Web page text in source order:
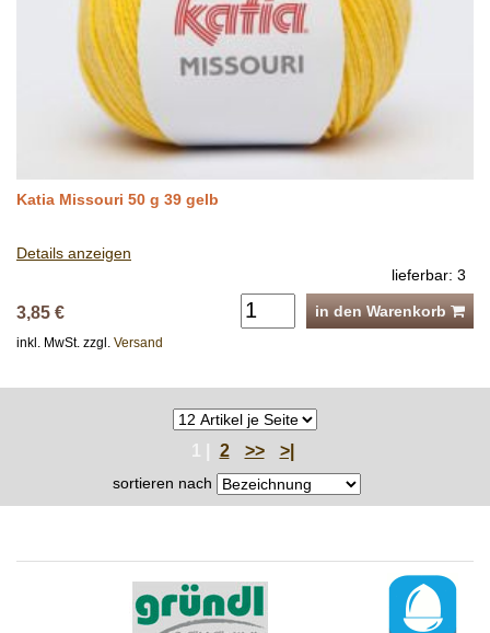
Katia Missouri 50 g 39 gelb
Details anzeigen
lieferbar: 3
3,85 € in den Warenkorb
inkl. MwSt. zzgl. Versand
2 >> >|
sortieren nach